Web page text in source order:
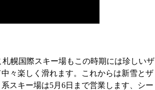
幌国際スキー場もこの時期には珍しいザ
々楽しく滑れます。これからは新雪とザ
スキー場は5月6日まで営業します、シー